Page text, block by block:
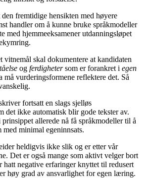
fremtidige hensikten med høyere
handler om å kunne bruke språkmodeller
med hjemmeeksamener utdanningsløpet
vitnemål skal dokumentere at kandidaten
og ferdighetersom er forankret i egen
må vurderingsformene reflektere det. Så
fortsatt en slags sjelløs
det ikke automatisk blir gode tekster av.
allerede nå få språkmodeller til å
minimal egeninnsats.
heldigvis ikke slik og er etter vår
Det er også mange som aktivt velger bort
negative erfaringer knyttet til redusert
høy grad av ansvarlighet for egen læring.